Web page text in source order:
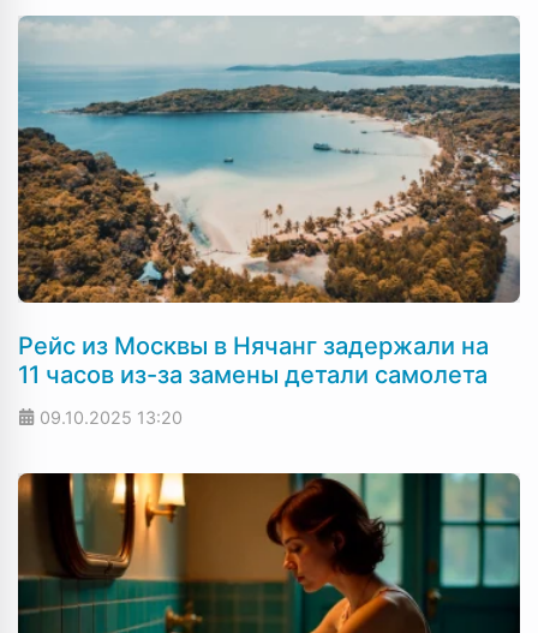
Рейс из Москвы в Нячанг задержали на
11 часов из-за замены детали самолета
09.10.2025 13:20